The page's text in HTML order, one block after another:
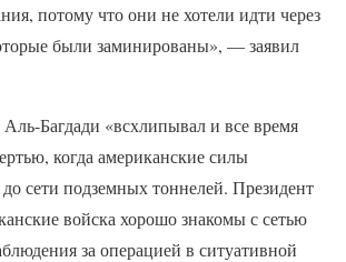
потому что они не хотели идти через
были заминированы», — заявил
Аль-Багдади «всхлипывал и все время
когда американские силы
до сети подземных тоннелей. Президент
войска хорошо знакомы с сетью
за операцией в ситуативной